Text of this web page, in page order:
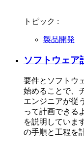
トピック :
製品開発
ソフトウェア
要件とソフトウ
始めることで、
エンジニアが従
って計画できる
を説明していま
の手順と工程を